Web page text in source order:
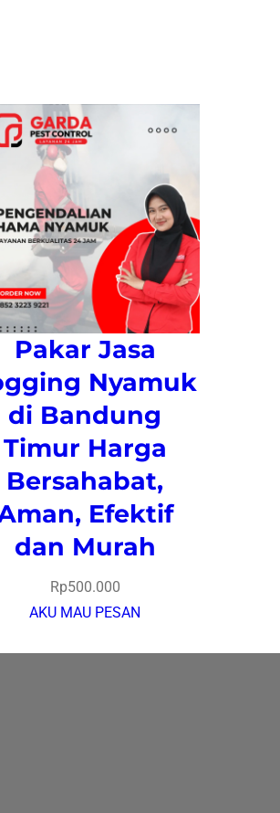
Pakar Jasa
Nyamuk
di Bandung
Timur Harga
Bersahabat,
Efektif
dan Murah
Rp500.000
AKU MAU PESAN